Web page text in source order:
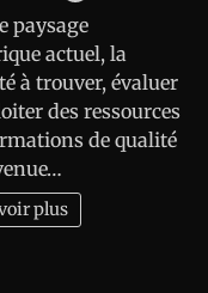
paysage
actuel, la
à trouver, évaluer
des ressources
de qualité
plus